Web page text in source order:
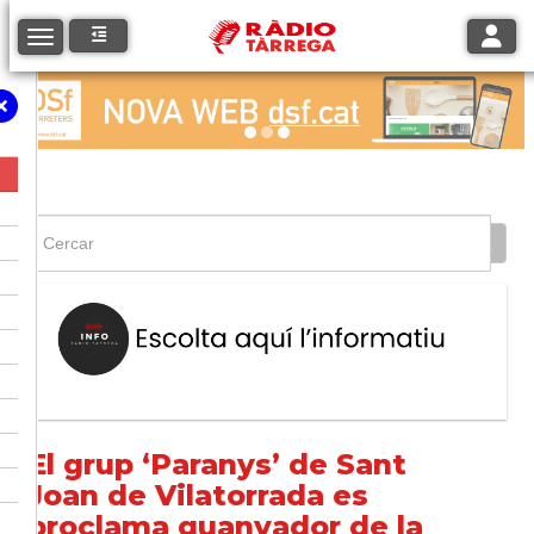
Toggle navigation
El grup ‘Paranys’ de Sant
Joan de Vilatorrada es
proclama guanyador de la